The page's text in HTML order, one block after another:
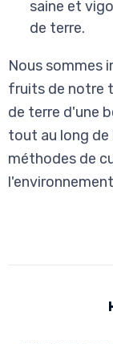
saine et
de terre.
Nous sommes
fruits de notre
de terre d'une
tout au long de
méthodes de